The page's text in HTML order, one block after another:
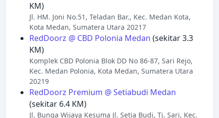
KM)
Jl. HM. Joni No.51, Teladan Bar., Kec. Medan Kota,
Kota Medan, Sumatera Utara 20217
RedDoorz @ CBD Polonia Medan (sekitar 3.3
KM)
Komplek CBD Polonia Blok DD No 86-87, Sari Rejo,
Kec. Medan Polonia, Kota Medan, Sumatera Utara
20219
RedDoorz Premium @ Setiabudi Medan
(sekitar 6.4 KM)
Jl. Bunga Wijaya Kesuma Jl. Setia Budi, Tj. Sari, Kec.